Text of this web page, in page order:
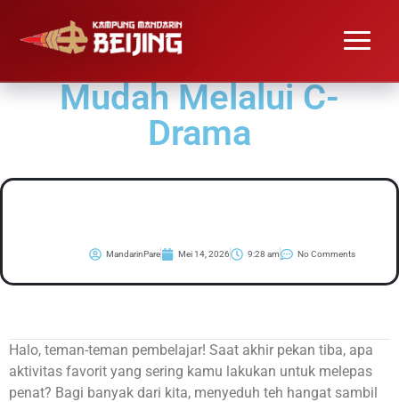
Nonton Drama Jadi
Pintar: Mandarin Itu
Mudah Melalui C-
Drama
MandarinPare Mei 14, 2026 9:28 am No Comments
Halo, teman-teman pembelajar! Saat akhir pekan tiba, apa
aktivitas favorit yang sering kamu lakukan untuk melepas
penat? Bagi banyak dari kita, menyeduh teh hangat sambil